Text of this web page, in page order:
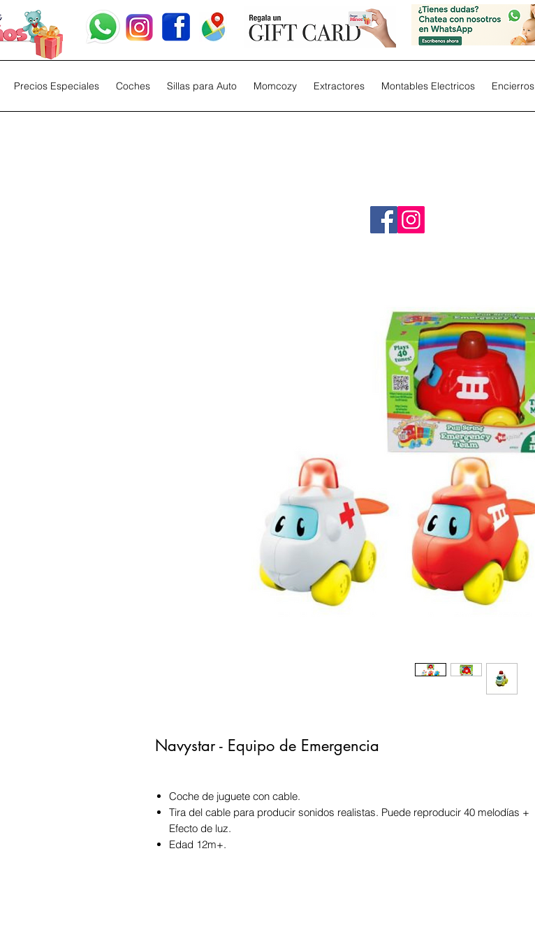
Precios Especiales Coches Sillas para Auto Momcozy Extractores Montables Electricos Encierros
Navystar - Equipo de Emergencia
Coche de juguete con cable.
Tira del cable para producir sonidos realistas. Puede reproducir 40 melodías +
Efecto de luz.
Edad 12m+.